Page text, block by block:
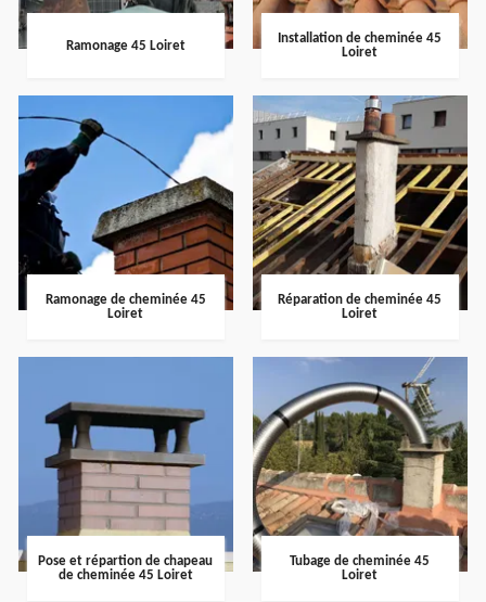
Ramonage 45 Loiret
Installation de cheminée 45
Loiret
Ramonage de cheminée 45
Loiret
Réparation de cheminée 45
Loiret
Pose et répartion de chapeau
de cheminée 45 Loiret
Tubage de cheminée 45
Loiret